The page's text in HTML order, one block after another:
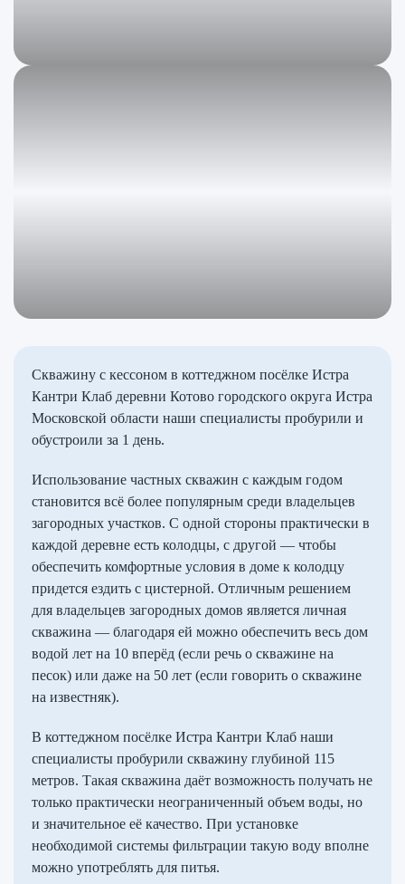
Скважину с кессоном в коттеджном посёлке Истра
Кантри Клаб деревни Котово городского округа Истра
Московской области наши специалисты пробурили и
обустроили за 1 день.
Использование частных скважин с каждым годом
становится всё более популярным среди владельцев
загородных участков. С одной стороны практически в
каждой деревне есть колодцы, с другой — чтобы
обеспечить комфортные условия в доме к колодцу
придется ездить с цистерной. Отличным решением
для владельцев загородных домов является личная
скважина — благодаря ей можно обеспечить весь дом
водой лет на 10 вперёд (если речь о скважине на
песок) или даже на 50 лет (если говорить о скважине
на известняк).
В коттеджном посёлке Истра Кантри Клаб наши
специалисты пробурили скважину глубиной 115
метров. Такая скважина даёт возможность получать не
только практически неограниченный объем воды, но
и значительное её качество. При установке
необходимой системы фильтрации такую воду вполне
можно употреблять для питья.